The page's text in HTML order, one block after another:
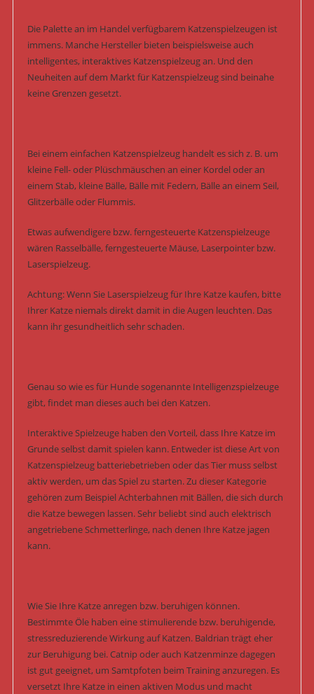
Die Palette an im Handel verfügbarem Katzenspielzeugen ist
immens. Manche Hersteller bieten beispielsweise auch
intelligentes, interaktives Katzenspielzeug an. Und den
Neuheiten auf dem Markt für Katzenspielzeug sind beinahe
keine Grenzen gesetzt.
Bei einem einfachen Katzenspielzeug handelt es sich z. B. um
kleine Fell- oder Plüschmäuschen an einer Kordel oder an
einem Stab, kleine Bälle, Bälle mit Federn, Bälle an einem Seil,
Glitzerbälle oder Flummis.
Etwas aufwendigere bzw. ferngesteuerte Katzenspielzeuge
wären Rasselbälle, ferngesteuerte Mäuse, Laserpointer bzw.
Laserspielzeug.
Achtung: Wenn Sie Laserspielzeug für Ihre Katze kaufen, bitte
Ihrer Katze niemals direkt damit in die Augen leuchten. Das
kann ihr gesundheitlich sehr schaden.
Genau so wie es für Hunde sogenannte Intelligenzspielzeuge
gibt, findet man dieses auch bei den Katzen.
Interaktive Spielzeuge haben den Vorteil, dass Ihre Katze im
Grunde selbst damit spielen kann. Entweder ist diese Art von
Katzenspielzeug batteriebetrieben oder das Tier muss selbst
aktiv werden, um das Spiel zu starten. Zu dieser Kategorie
gehören zum Beispiel Achterbahnen mit Bällen, die sich durch
die Katze bewegen lassen. Sehr beliebt sind auch elektrisch
angetriebene Schmetterlinge, nach denen Ihre Katze jagen
kann.
Wie Sie Ihre Katze anregen bzw. beruhigen können.
Bestimmte Öle haben eine stimulierende bzw. beruhigende,
stressreduzierende Wirkung auf Katzen. Baldrian trägt eher
zur Beruhigung bei. Catnip oder auch Katzenminze dagegen
ist gut geeignet, um Samtpfoten beim Training anzuregen. Es
versetzt Ihre Katze in einen aktiven Modus und macht